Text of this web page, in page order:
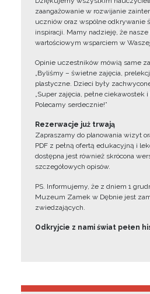
zaangażowanie w rozwijanie
uczniów oraz wspólne odkrywanie
inspiracji. Mamy nadzieję, że
wartościowym wsparciem w
Opinie uczestników mówią same
„Byliśmy – świetne zajęcia,
plastyczne. Dzieci były
„Super zajęcia, pełne ciekawostek
Polecamy serdecznie!”
Rezerwacje już trwają
Zapraszamy do planowania wizyt
PDF z pełną ofertą edukacyjną i
dostępna jest również skrócona
szczegółowych opisów.
PS. Informujemy, że z dniem 1
Muzeum Zamek w Dębnie jest
zwiedzających.
Odkryjcie z nami świat pełen